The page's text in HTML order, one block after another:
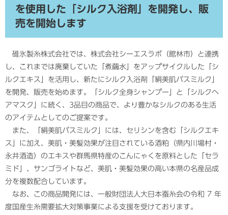
を使用した「シルク入浴剤」を開発し、販
売を開始します
碓氷製糸株式会社では、株式会社シーエスラボ（館林市）と連携
し、これまでは廃棄していた「煮繭水」をアップサイクルした「シ
ルクエキス」を活用し、新たにシルク入浴剤「絹美肌バスミルク」
を開発、販売を始めます。「シルク全身シャンプー」と「シルクヘ
アマスク」に続く、3品目の商品で、より豊かなシルクのある生活
のアイテムとしてのご提案です。
また、「絹美肌バスミルク」には、セリシンを含む「シルクエキ
ス」に加え、美肌・美髪効果が注目されている酒粕（県内川場村・
永井酒造）のエキスや群馬県特産のこんにゃくを原料とした「セラ
ミド」、サンゴライトなど、美肌・美髪効果の高い本県の名産品成
分を複数配合しています。
なお、この商品開発には、一般財団法人大日本蚕糸会の令和 7 年
度国産生糸需要拡大対策事業による支援を受けております。